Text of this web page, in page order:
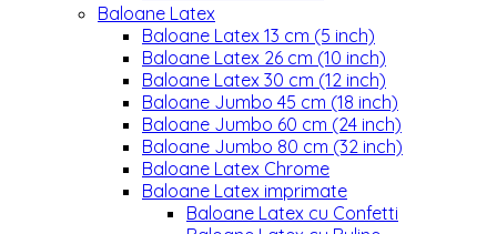
Baloane Latex
Baloane Latex 13 cm (5 inch)
Baloane Latex 26 cm (10 inch)
Baloane Latex 30 cm (12 inch)
Baloane Jumbo 45 cm (18 inch)
Baloane Jumbo 60 cm (24 inch)
Baloane Jumbo 80 cm (32 inch)
Baloane Latex Chrome
Baloane Latex imprimate
Baloane Latex cu Confetti